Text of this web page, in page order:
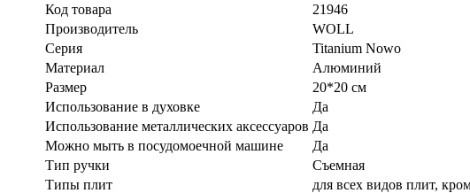
Код товара
21946
Производитель
WOLL
Серия
Titanium Nowo
Материал
Алюминий
Размер
20*20 см
Использование в духовке
Да
Использование металлических аксессуаров Да
Можно мыть в посудомоечной машине
Да
Тип ручки
Съемная
Типы плит
для всех видов плит,